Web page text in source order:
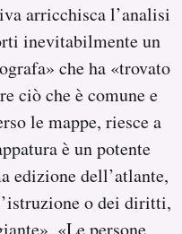
arricchisca l’analisi
inevitabilmente un
che ha «trovato
ciò che è comune e
le mappe, riesce a
è un potente
edizione dell’atlante,
o dei diritti,
«Le persone